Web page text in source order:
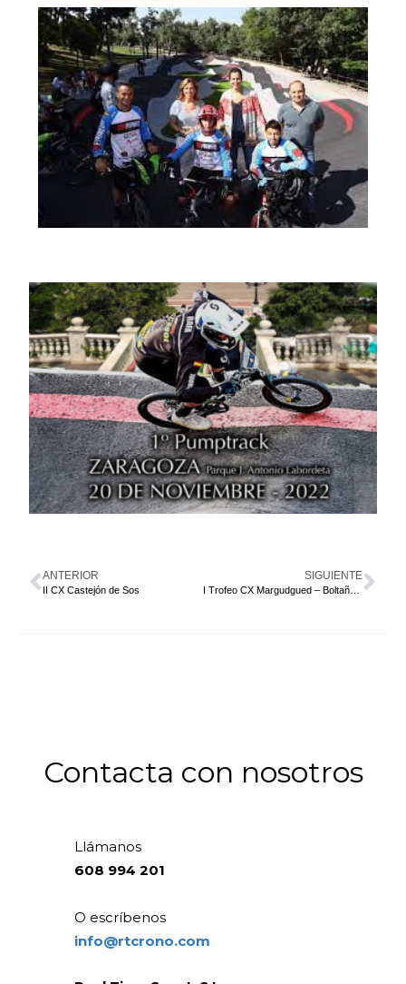
ANTERIOR
II CX Castejón de Sos
SIGUIENTE
I Trofeo CX Margudgued – Boltaña Zona Zero
Contacta con nosotros
Llámanos
608 994 201
O escríbenos
info@rtcrono.com